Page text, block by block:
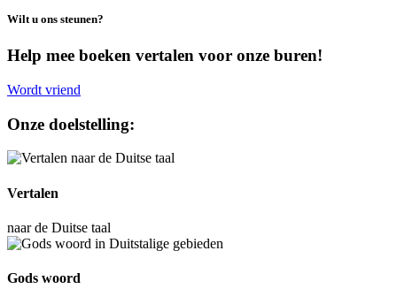
Wilt u ons steunen?
Help mee boeken vertalen voor onze buren!
Wordt vriend
Onze doelstelling:
Vertalen
naar de Duitse taal
Gods woord